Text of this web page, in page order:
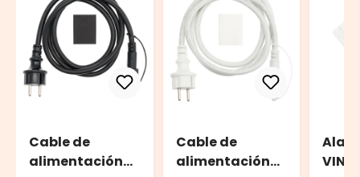
Cable de
alimentación
Cable de
alimentación